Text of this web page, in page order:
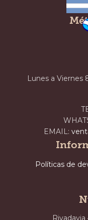
Lunes a Viernes
EMAIL:
Políticas de